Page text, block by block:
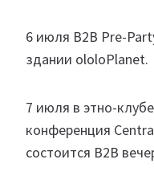
6 июля B2B Pre-
здании ololoPlanet.
7 июля в этно-
конференция
состоится B2B